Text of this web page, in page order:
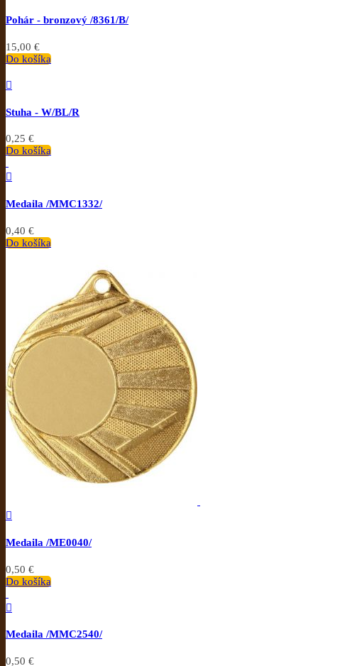
Pohár - bronzový /8361/B/
15,00 €
Do košíka

Stuha - W/BL/R
0,25 €
Do košíka

Medaila /MMC1332/
0,40 €
Do košíka

Medaila /ME0040/
0,50 €
Do košíka

Medaila /MMC2540/
0,50 €